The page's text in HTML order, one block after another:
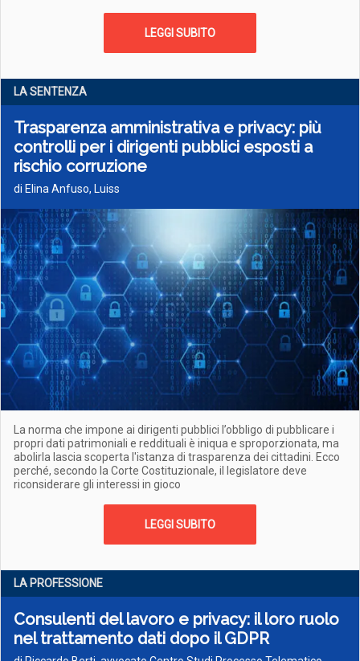
LEGGI SUBITO
LA SENTENZA
Trasparenza amministrativa e privacy: più
controlli per i dirigenti pubblici esposti a
rischio corruzione
di Elina Anfuso, Luiss
La norma che impone ai dirigenti pubblici l’obbligo di pubblicare i
propri dati patrimoniali e reddituali è iniqua e sproporzionata, ma
abolirla lascia scoperta l'istanza di trasparenza dei cittadini. Ecco
perché, secondo la Corte Costituzionale, il legislatore deve
riconsiderare gli interessi in gioco
LEGGI SUBITO
LA PROFESSIONE
Consulenti del lavoro e privacy: il loro ruolo
nel trattamento dati dopo il GDPR